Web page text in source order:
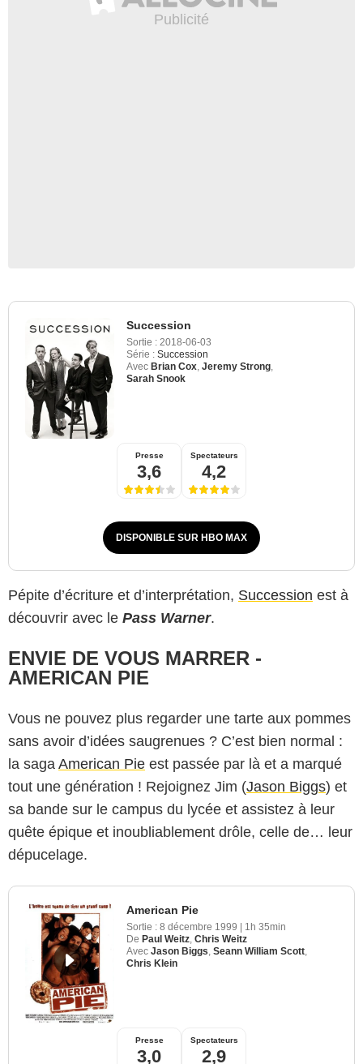
Succession
Sortie : 2018-06-03
Série : Succession
Avec Brian Cox Jeremy Strong
Sarah Snook
Presse
3,6
Spectateurs
4,2
DISPONIBLE SUR HBO MAX
Pépite d’écriture et d’interprétation, Succession est à
découvrir avec le Pass Warner.
ENVIE DE VOUS MARRER -
AMERICAN PIE
Vous ne pouvez plus regarder une tarte aux pommes
sans avoir d’idées saugrenues ? C’est bien normal :
la saga American Pie est passée par là et a marqué
tout une génération ! Rejoignez Jim (Jason Biggs) et
sa bande sur le campus du lycée et assistez à leur
quête épique et inoubliablement drôle, celle de… leur
dépucelage.
American Pie
Sortie : 8 décembre 1999 | 1h 35min
De Paul Weitz Chris Weitz
Avec Jason Biggs Seann William Scott
Chris Klein
Presse
3,0
Spectateurs
2,9